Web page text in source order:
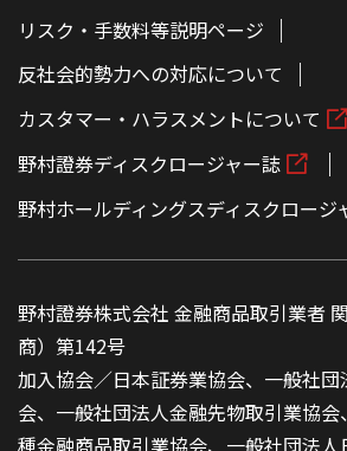
リスク・手数料等説明ページ
反社会的勢力への対応について
カスタマー・ハラスメントについて
野村證券ディスクロージャー誌
野村ホールディングスディスクロージ
野村證券株式会社 金融商品取引業者
商）第142号
加入協会／日本証券業協会、一般社
会、一般社団法人金融先物取引業協